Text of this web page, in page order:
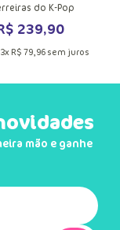
do K-Pop
239,90
3x R$ 79,96sem juros
mão e ganhe